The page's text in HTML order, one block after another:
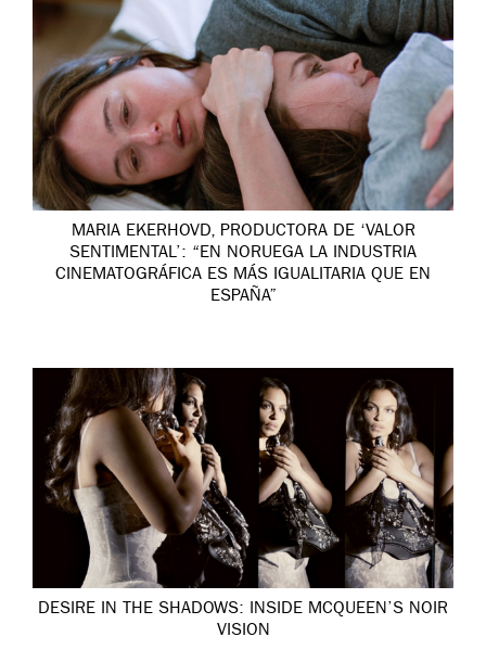
MARIA EKERHOVD, PRODUCTORA DE ‘VALOR
SENTIMENTAL’: “EN NORUEGA LA INDUSTRIA
CINEMATOGRÁFICA ES MÁS IGUALITARIA QUE EN
ESPAÑA”
DESIRE IN THE SHADOWS: INSIDE MCQUEEN’S NOIR
VISION